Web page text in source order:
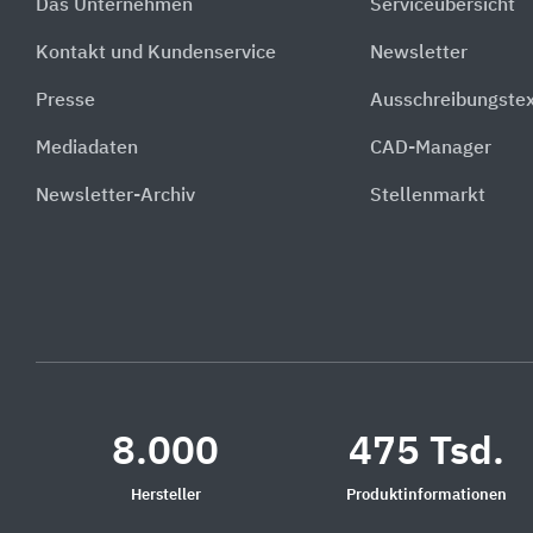
Das Unternehmen
Kontakt und Kundenservice
Presse
Mediadaten
Newsletter-Archiv
Serviceübersicht
Newsletter
CAD-Manager
Stellenmarkt
8.000
Hersteller
475 Tsd.
Produktinformationen